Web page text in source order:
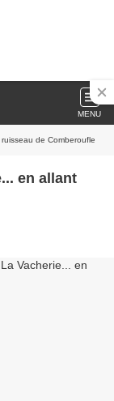
MENU
de Comberoufle
en allant